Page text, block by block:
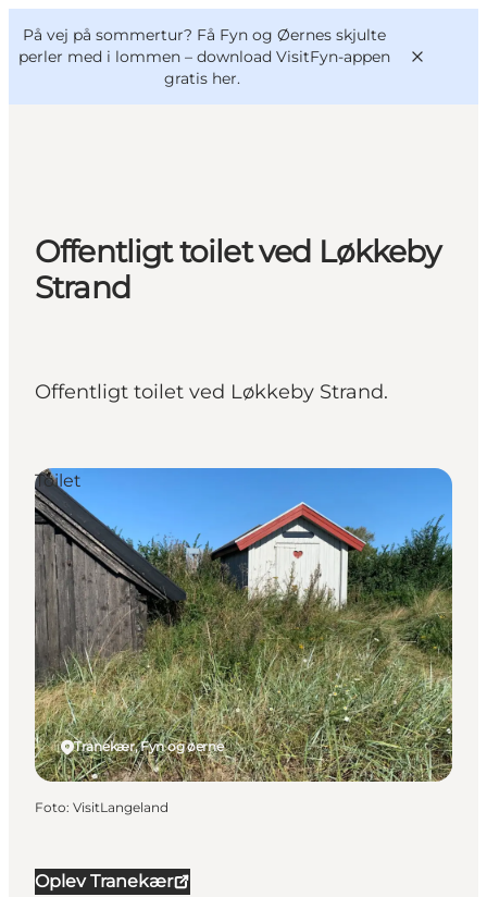
På vej på sommertur? Få Fyn og Øernes skjulte
perler med i lommen – download VisitFyn-appen
gratis her.
Oplevelser
Outdoor
Mad og drikke
VisitFyn
Deutsch
Offentligt toilet ved Løkkeby
Strand
Offentligt toilet ved Løkkeby Strand.
Oplev Tranekær
Tranekær, Fyn og øerne
Toilet
Foto: VisitLangeland